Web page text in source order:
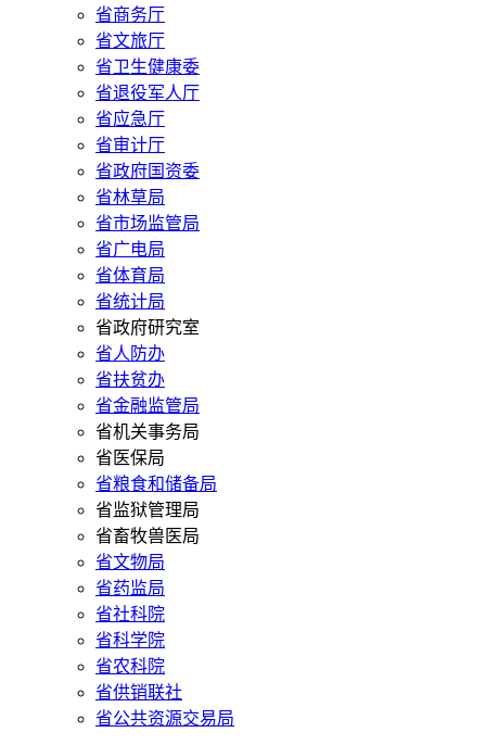
省商务厅
省文旅厅
省卫生健康委
省退役军人厅
省应急厅
省审计厅
省政府国资委
省林草局
省市场监管局
省广电局
省体育局
省统计局
省政府研究室
省人防办
省扶贫办
省金融监管局
省机关事务局
省医保局
省粮食和储备局
省监狱管理局
省畜牧兽医局
省文物局
省药监局
省社科院
省科学院
省农科院
省供销联社
省公共资源交易局